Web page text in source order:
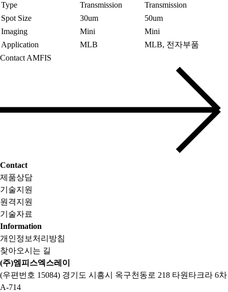
Type
Transmission
Transmission
Spot Size
30um
50um
Imaging
Mini
Mini
Application
MLB
MLB, 전자부품
Contact AMFIS
Contact
제품상담
기술지원
원격지원
기술자료
Information
개인정보처리방침
찾아오시는 길
(주)엠피스엑스레이
(우편번호 15084) 경기도 시흥시 옥구천동로 218 타원타크라 6차
A-714